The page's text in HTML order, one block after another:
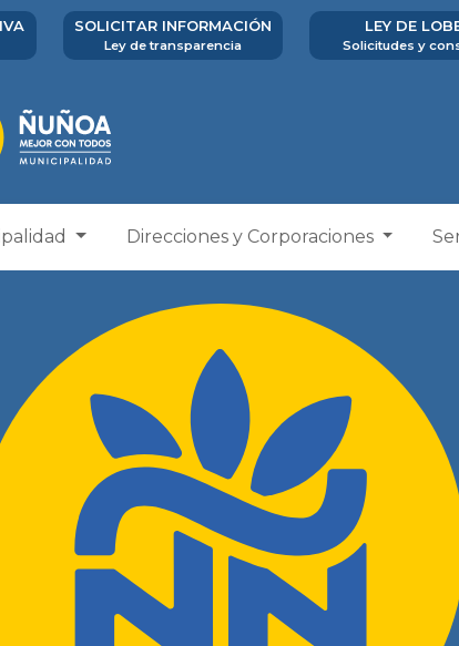
SOLICITAR INFORMACIÓN
Ley de transparencia
LEY DE
Solicitudes y
Direcciones y Corporaciones